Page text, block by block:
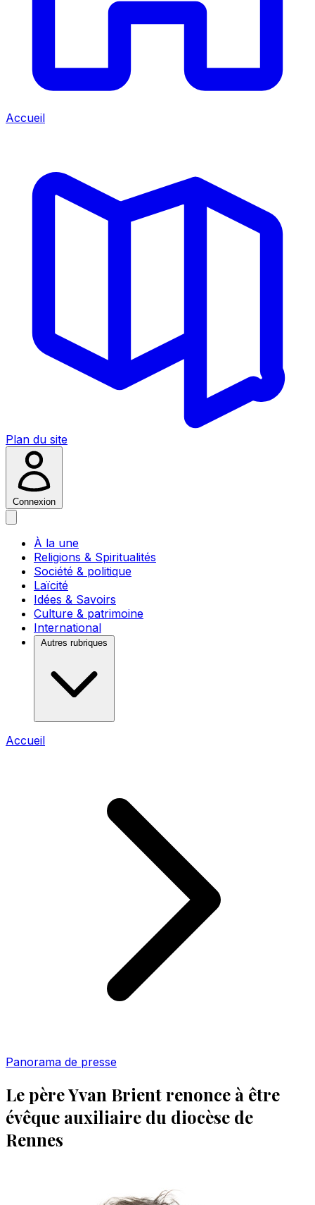
Accueil
Plan du site
Connexion
À la une
Religions & Spiritualités
Société & politique
Laïcité
Idées & Savoirs
Culture & patrimoine
International
Autres rubriques
Accueil
Panorama de presse
Le père Yvan Brient renonce à être
évêque auxiliaire du diocèse de
Rennes